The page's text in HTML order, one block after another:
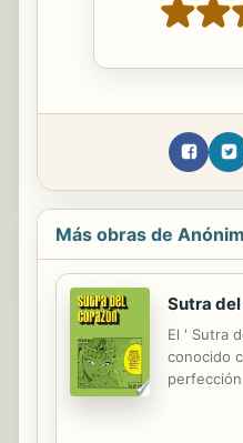
Más obras de
Sutra
El ' Sutra
conocido
se ignora